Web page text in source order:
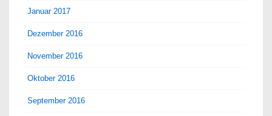
Januar 2017
Dezember 2016
November 2016
Oktober 2016
September 2016